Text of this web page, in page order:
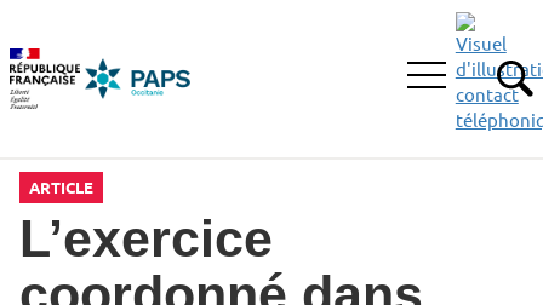
la
recherche
menu
principal,
contenu
Ouvrir
ARTICLE
L’exercice